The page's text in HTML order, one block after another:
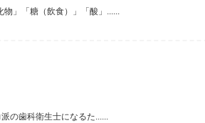
」「糖（飲食）」「酸」......
の歯科衛生士になるた......